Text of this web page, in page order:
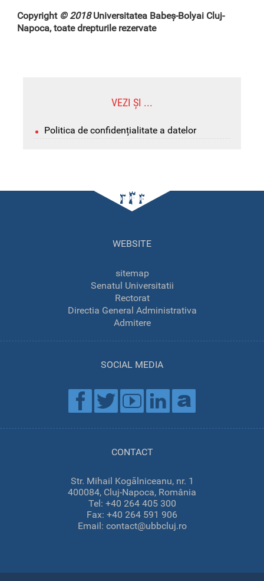
Copyright © 2018Universitatea Babeș-Bolyai Cluj-
Napoca, toate drepturile rezervate
VEZI ȘI ...
Politica de confidențialitate a datelor
WEBSITE
sitemap
Senatul Universitatii
Rectorat
Directia General Administrativa
Admitere
SOCIAL MEDIA
CONTACT
Str. Mihail Kogălniceanu, nr. 1
400084, Cluj-Napoca, România
Tel: +40 264 405 300
Fax: +40 264 591 906
Email: contact@ubbcluj.ro